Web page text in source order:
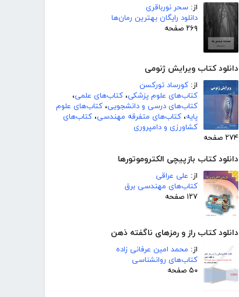
از: سحر نورباقری
دانلود رایگان بهترین رمان‌ها
۲۶۹ صفحه
دانلود کتاب ویرایش ژنومی
از: کورساد تورکسن
کتاب‌های علوم پزشکی، کتاب‌های علمی،
کتاب‌های درسی و دانشجویی، کتاب‌های علوم
پایه، کتاب‌های متفرقه مهندسی، کتاب‌های
کشاورزی و دامپروری
۲۷۴ صفحه
دانلود کتاب بازپیچی الکتروموتورها
از: على عراقى
کتاب‌های مهندسی برق
۱۲۷ صفحه
دانلود کتاب راز و رمزهای ناگفته ذهن
از: محمد امین عرفانی زاده
کتاب‌های روانشناسی
۵۰ صفحه